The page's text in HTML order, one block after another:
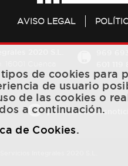
AVISO LEGAL
de cookies para
de usuario
de las cookies o
a continuación.
de Cookies.